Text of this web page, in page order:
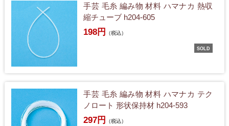
手芸 毛糸 編み物 材料 ハマナカ 熱収
縮チューブ h204-605
198円 （税込）
SOLD
手芸 毛糸 編み物 材料 ハマナカ テク
ノロート 形状保持材 h204-593
297円 （税込）